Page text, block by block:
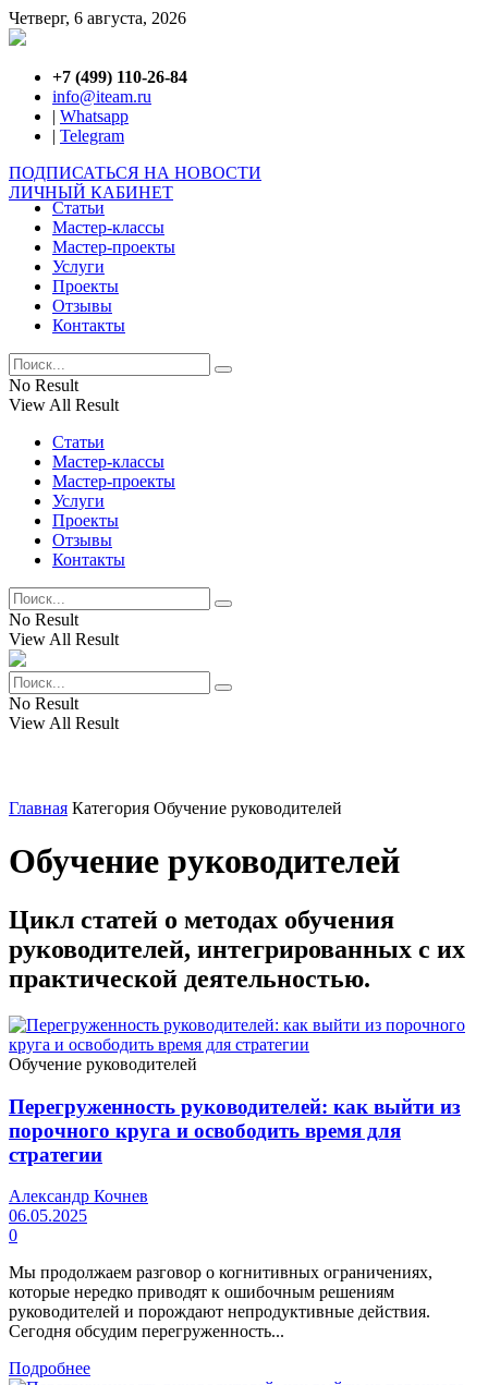
Четверг, 6 августа, 2026
+7 (499) 110-26-84
info@iteam.ru
| Whatsapp
| Telegram
ПОДПИСАТЬСЯ НА НОВОСТИ
ЛИЧНЫЙ КАБИНЕТ
Статьи
Мастер-классы
Мастер-проекты
Услуги
Проекты
Отзывы
Контакты
No Result
View All Result
Статьи
Мастер-классы
Мастер-проекты
Услуги
Проекты
Отзывы
Контакты
No Result
View All Result
No Result
View All Result
Главная Категория Обучение руководителей
Обучение руководителей
Цикл статей о методах обучения
руководителей, интегрированных с их
практической деятельностью.
Обучение руководителей
Перегруженность руководителей: как выйти из
порочного круга и освободить время для
стратегии
Александр Кочнев
06.05.2025
0
Мы продолжаем разговор о когнитивных ограничениях,
которые нередко приводят к ошибочным решениям
руководителей и порождают непродуктивные действия.
Сегодня обсудим перегруженность...
Подробнее